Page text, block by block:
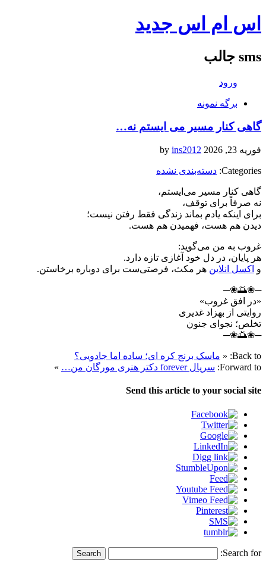
اس ام اس جدید
sms جالب
ورود
برگه نمونه
گاهی کنار مسیر می ایستم نه…
فوریه 23, 2026 ins2012
Categories: دسته‌بندی نشده
گاهی کنار مسیر می‌ایستم،
نه صرفاً برای توقف،
برای اینکه یادم بماند زندگی فقط رفتن نیست؛
دیدن هم هست، فهمیدن هم هست.
غروب به من می‌گوید:
هر پایان، در دل خود آغازی تازه دارد.
و اکسل انلاین هر مکث، فرصتی‌ست برای دوباره برخاستن.
─❀🌅❀─
«در افق غروب»
روایتی از بهزاد غدیری
تخلص؛ نجوای جنون
─❀🌅❀─
Back to:
« ماسک برنج کره‌ ای؛ ساده اما جادویی؟
Forward to: سریال forever دکتر هنری مورگان من… »
Send this article to your social site
Search for: